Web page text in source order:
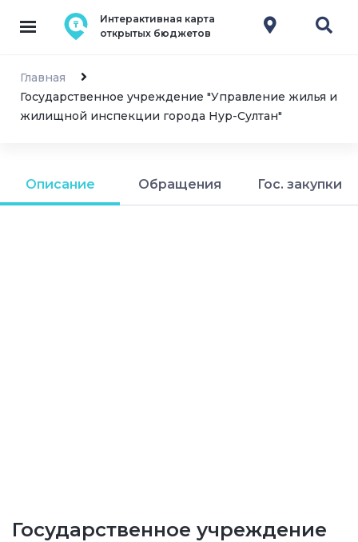
Интерактивная карта
открытых бюджетов
Главная
Государственное учреждение "Управление жилья и
жилищной инспекции города Нур-Султан"
Описание Обращения Гос. закупки
Государственное учреждение